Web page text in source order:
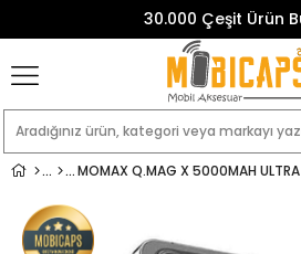
30.000 Çeşit Ürün